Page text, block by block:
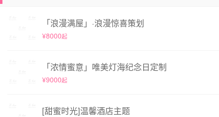
「浪漫满屋」·浪漫惊喜策划
¥8000起
「浓情蜜意」唯美灯海纪念日定制
¥9000起
[甜蜜时光]温馨酒店主题